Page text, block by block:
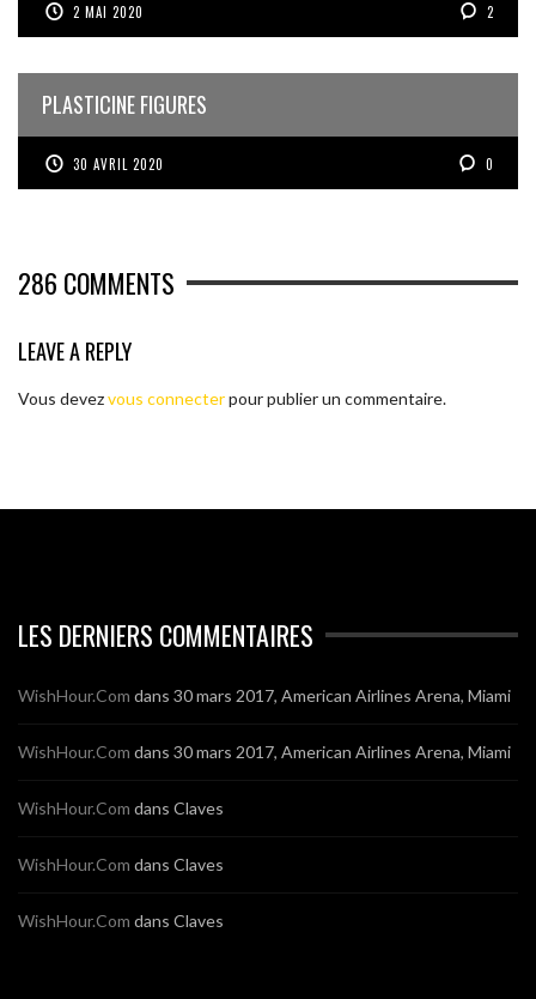
2 MAI 2020 2
PLASTICINE FIGURES
30 AVRIL 2020 0
286 COMMENTS
LEAVE A REPLY
Vous devezvous connecterpour publier un commentaire.
LES DERNIERS COMMENTAIRES
WishHour.Com dans 30 mars 2017, American Airlines Arena, Miami
WishHour.Com dans 30 mars 2017, American Airlines Arena, Miami
WishHour.Com dans Claves
WishHour.Com dans Claves
WishHour.Com dans Claves